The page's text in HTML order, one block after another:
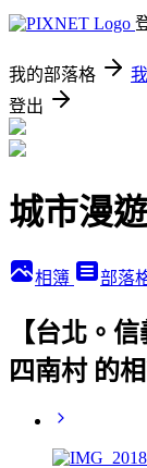
我的部落格
登出
城市漫
相簿 部落
【台北。
四南村 的